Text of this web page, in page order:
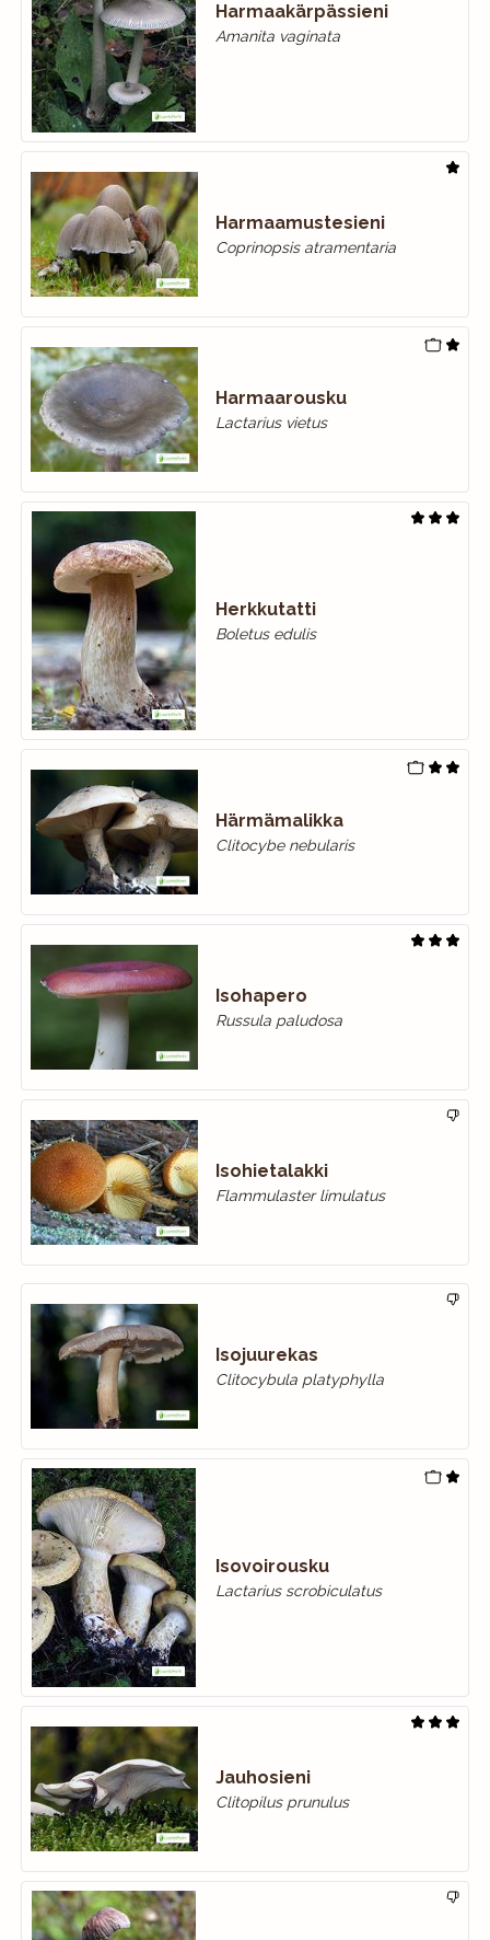
Harmaakärpässieni
Amanita vaginata
Harmaamustesieni
Coprinopsis atramentaria
Harmaarousku
Lactarius vietus
Herkkutatti
Boletus edulis
Härmämalikka
Clitocybe nebularis
Isohapero
Russula paludosa
Isohietalakki
Flammulaster limulatus
Isojuurekas
Clitocybula platyphylla
Isovoirousku
Lactarius scrobiculatus
Jauhosieni
Clitopilus prunulus